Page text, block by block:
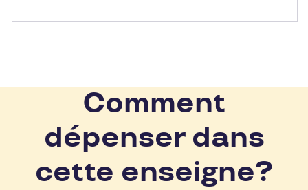
Comment
dépenser dans
cette enseigne?